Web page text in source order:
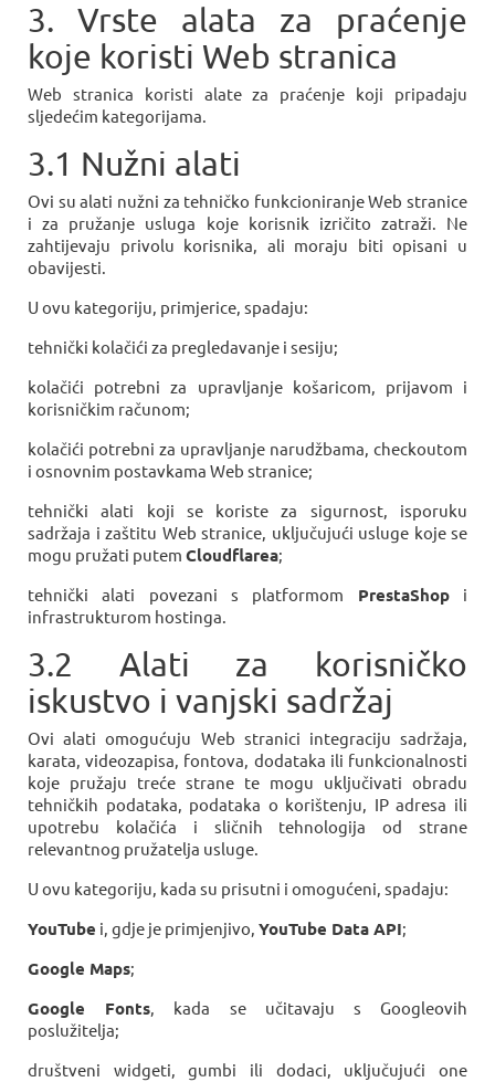
3. Vrste alata za praćenje
koje koristi Web stranica
Web stranica koristi alate za praćenje koji pripadaju
sljedećim kategorijama.
3.1 Nužni alati
Ovi su alati nužni za tehničko funkcioniranje Web stranice
i za pružanje usluga koje korisnik izričito zatraži. Ne
zahtijevaju privolu korisnika, ali moraju biti opisani u
obavijesti.
U ovu kategoriju, primjerice, spadaju:
tehnički kolačići za pregledavanje i sesiju;
kolačići potrebni za upravljanje košaricom, prijavom i
korisničkim računom;
kolačići potrebni za upravljanje narudžbama, checkoutom
i osnovnim postavkama Web stranice;
tehnički alati koji se koriste za sigurnost, isporuku
sadržaja i zaštitu Web stranice, uključujući usluge koje se
mogu pružati putem Cloudflarea;
tehnički alati povezani s platformom PrestaShopi
infrastrukturom hostinga.
3.2 Alati za korisničko
iskustvo i vanjski sadržaj
Ovi alati omogućuju Web stranici integraciju sadržaja,
karata, videozapisa, fontova, dodataka ili funkcionalnosti
koje pružaju treće strane te mogu uključivati obradu
tehničkih podataka, podataka o korištenju, IP adresa ili
upotrebu kolačića i sličnih tehnologija od strane
relevantnog pružatelja usluge.
U ovu kategoriju, kada su prisutni i omogućeni, spadaju:
YouTube i, gdje je primjenjivo, YouTube Data API;
Google Maps;
Google Fonts, kada se učitavaju s Googleovih
poslužitelja;
društveni widgeti, gumbi ili dodaci, uključujući one